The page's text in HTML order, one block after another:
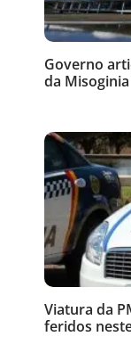
Governo
da
Viatura da
feridos